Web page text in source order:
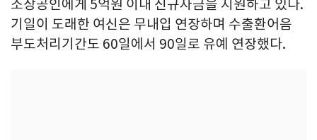
소상공인에게 5억원 이내 신규자금을 지원하고 있다.
기일이 도래한 여신은 무내입 연장하며 수출환어음
부도처리기간도 60일에서 90일로 유예 연장했다.